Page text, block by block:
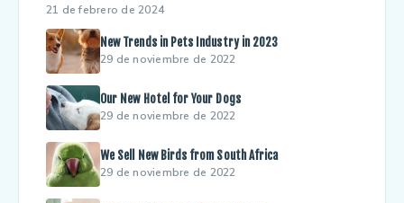
21 de febrero de 2024
New Trends in Pets Industry in 2023
29 de noviembre de 2022
Our New Hotel for Your Dogs
29 de noviembre de 2022
We Sell New Birds from South Africa
29 de noviembre de 2022